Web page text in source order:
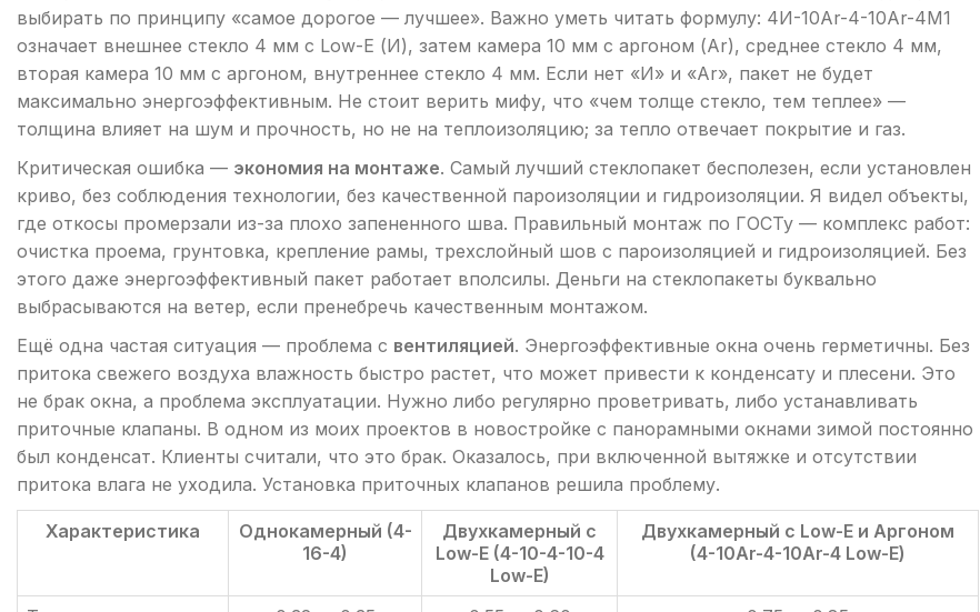
выбирать по принципу «самое дорогое — лучшее». Важно уметь читать формулу: 4И-10Ar-4-10Ar-4М1
означает внешнее стекло 4 мм с Low-E (И), затем камера 10 мм с аргоном (Ar), среднее стекло 4 мм,
вторая камера 10 мм с аргоном, внутреннее стекло 4 мм. Если нет «И» и «Ar», пакет не будет
максимально энергоэффективным. Не стоит верить мифу, что «чем толще стекло, тем теплее» —
толщина влияет на шум и прочность, но не на теплоизоляцию; за тепло отвечает покрытие и газ.
Критическая ошибка — экономия на монтаже. Самый лучший стеклопакет бесполезен, если установлен
криво, без соблюдения технологии, без качественной пароизоляции и гидроизоляции. Я видел объекты,
где откосы промерзали из-за плохо запененного шва. Правильный монтаж по ГОСТу — комплекс работ:
очистка проема, грунтовка, крепление рамы, трехслойный шов с пароизоляцией и гидроизоляцией. Без
этого даже энергоэффективный пакет работает вполсилы. Деньги на стеклопакеты буквально
выбрасываются на ветер, если пренебречь качественным монтажом.
Ещё одна частая ситуация — проблема с вентиляцией. Энергоэффективные окна очень герметичны. Без
притока свежего воздуха влажность быстро растет, что может привести к конденсату и плесени. Это
не брак окна, а проблема эксплуатации. Нужно либо регулярно проветривать, либо устанавливать
приточные клапаны. В одном из моих проектов в новостройке с панорамными окнами зимой постоянно
был конденсат. Клиенты считали, что это брак. Оказалось, при включенной вытяжке и отсутствии
притока влага не уходила. Установка приточных клапанов решила проблему.
Характеристика
Однокамерный (4-
16-4)
Двухкамерный с
Low-E (4-10-4-10-4
Low-E)
Двухкамерный с Low-E и Аргоном
(4-10Ar-4-10Ar-4 Low-E)